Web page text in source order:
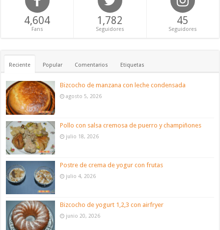
4,604
Fans
1,782
Seguidores
45
Seguidores
Reciente Popular Comentarios Etiquetas
Bizcocho de manzana con leche condensada
agosto 5, 2026
Pollo con salsa cremosa de puerro y champiñones
julio 18, 2026
Postre de crema de yogur con frutas
julio 4, 2026
Bizcocho de yogurt 1,2,3 con airfryer
junio 20, 2026